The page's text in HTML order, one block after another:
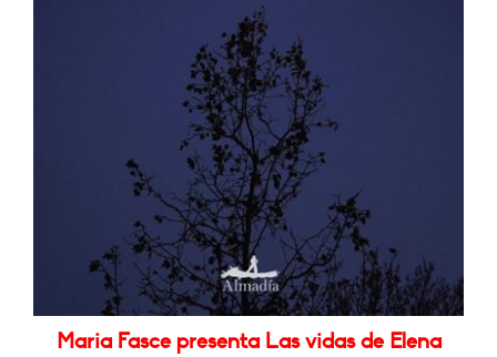
Maria Fasce presenta Las vidas de Elena